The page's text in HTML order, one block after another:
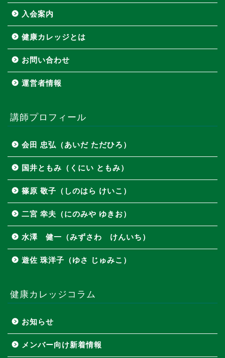
入会案内
健康カレッジとは
お問い合わせ
運営者情報
講師プロフィール
会田 忠弘（あいだ ただひろ）
国井ともみ（くにい ともみ）
篠原 敬子（しのはら けいこ）
二宮 幸夫（にのみや ゆきお）
水澤 健一（みずさわ けんいち）
遊佐 珠洋子（ゆさ じゅみこ）
健康カレッジコラム
お知らせ
メンバー向け新着情報